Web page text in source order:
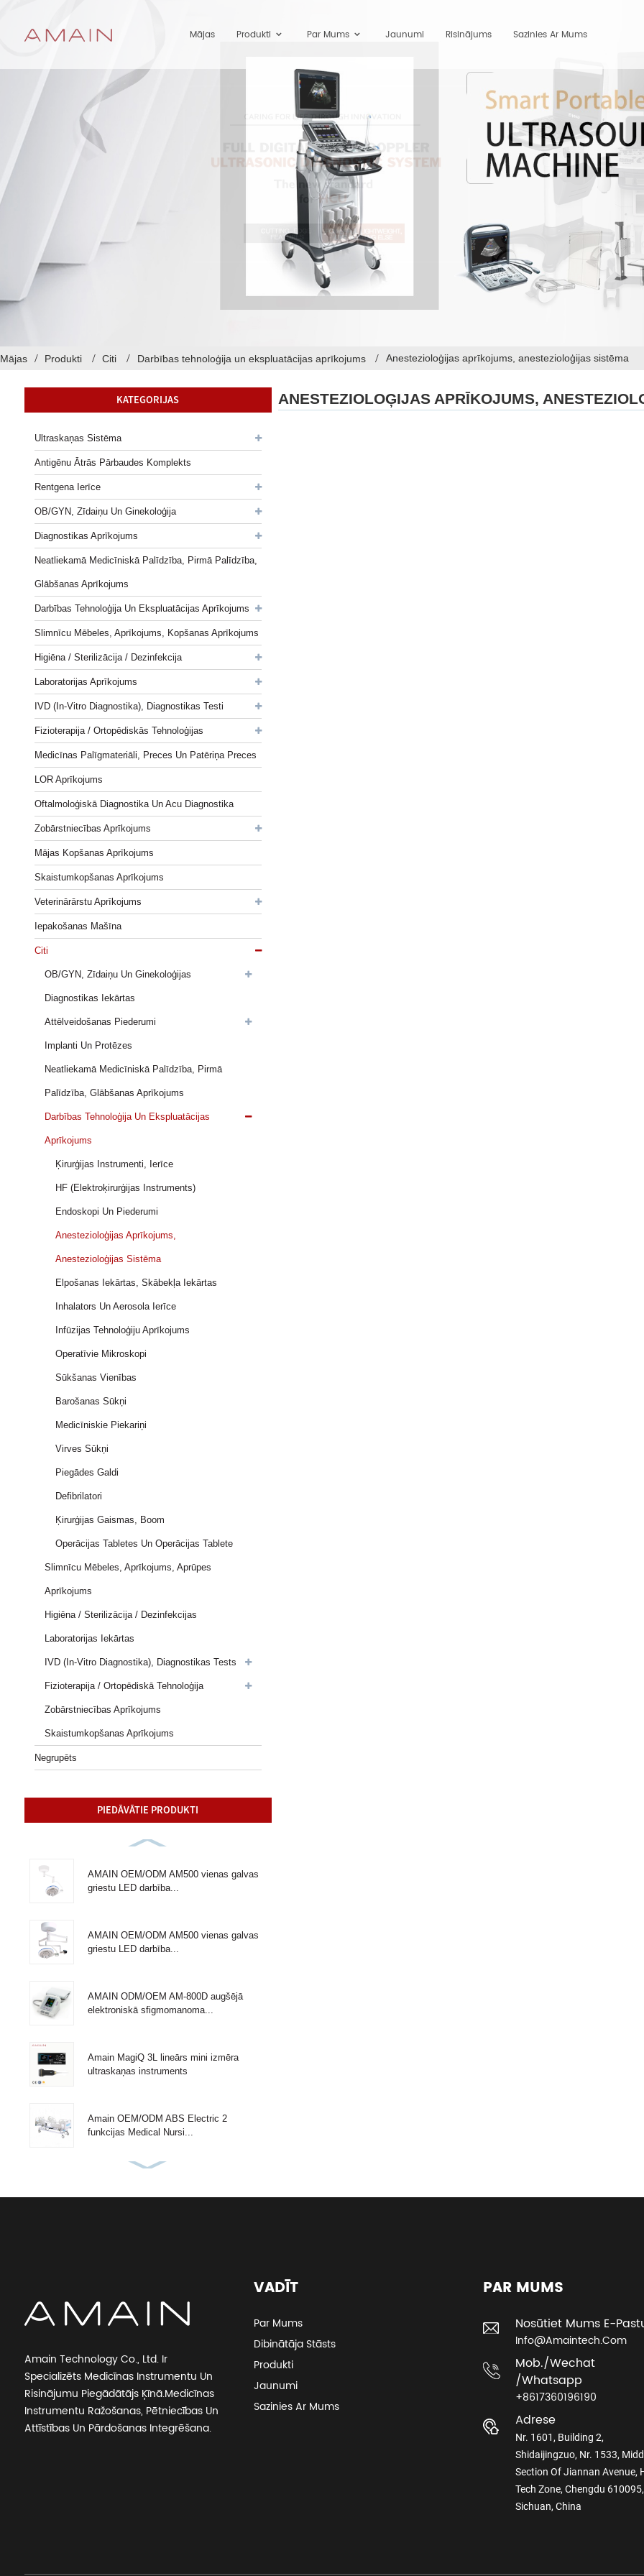
Mājas Produkti Par Mums Jaunumi Risinājums Sazinies Ar Mums
Mājas Produkti Citi Darbības tehnoloģija un ekspluatācijas aprīkojums Anestezioloģijas aprīkojums, anestezioloģijas sistēma
KATEGORIJAS
Ultraskaņas Sistēma
Antigēnu Ātrās Pārbaudes Komplekts
Rentgena Ierīce
OB/GYN, Zīdaiņu Un Ginekoloģija
Diagnostikas Aprīkojums
Neatliekamā Medicīniskā Palīdzība, Pirmā Palīdzība,
Glābšanas Aprīkojums
Darbības Tehnoloģija Un Ekspluatācijas Aprīkojums
Slimnīcu Mēbeles, Aprīkojums, Kopšanas Aprīkojums
Higiēna / Sterilizācija / Dezinfekcija
Laboratorijas Aprīkojums
IVD (in-Vitro Diagnostika), Diagnostikas Testi
Fizioterapija / Ortopēdiskās Tehnoloģijas
Medicīnas Palīgmateriāli, Preces Un Patēriņa Preces
LOR Aprīkojums
Oftalmoloģiskā Diagnostika Un Acu Diagnostika
Zobārstniecības Aprīkojums
Mājas Kopšanas Aprīkojums
Skaistumkopšanas Aprīkojums
Veterinārārstu Aprīkojums
Iepakošanas Mašīna
Citi
OB/GYN, Zīdaiņu Un Ginekoloģijas
Diagnostikas Iekārtas
Attēlveidošanas Piederumi
Implanti Un Protēzes
Neatliekamā Medicīniskā Palīdzība, Pirmā
Palīdzība, Glābšanas Aprīkojums
Darbības Tehnoloģija Un Ekspluatācijas
Aprīkojums
Ķirurģijas Instrumenti, Ierīce
HF (elektroķirurģijas Instruments)
Endoskopi Un Piederumi
Anestezioloģijas Aprīkojums,
Anestezioloģijas Sistēma
Elpošanas Iekārtas, Skābekļa Iekārtas
Inhalators Un Aerosola Ierīce
Infūzijas Tehnoloģiju Aprīkojums
Operatīvie Mikroskopi
Sūkšanas Vienības
Barošanas Sūkņi
Medicīniskie Piekariņi
Virves Sūkņi
Piegādes Galdi
Defibrilatori
Ķirurģijas Gaismas, Boom
Operācijas Tabletes Un Operācijas Tablete
Slimnīcu Mēbeles, Aprīkojums, Aprūpes
Aprīkojums
Higiēna / Sterilizācija / Dezinfekcijas
Laboratorijas Iekārtas
IVD (in-Vitro Diagnostika), Diagnostikas Tests
Fizioterapija / Ortopēdiskā Tehnoloģija
Zobārstniecības Aprīkojums
Skaistumkopšanas Aprīkojums
Negrupēts
PIEDĀVĀTIE PRODUKTI
AMAIN OEM/ODM AM500 vienas galvas
griestu LED darbība...
AMAIN OEM/ODM AM500 vienas galvas
griestu LED darbība...
AMAIN ODM/OEM AM-800D augšējā
elektroniskā sfigmomanoma...
Amain MagiQ 3L lineārs mini izmēra
ultraskaņas instruments
Amain OEM/ODM ABS Electric 2
funkcijas Medical Nursi...
Amain OEM/ODM lēta manuāla 2 kloķu
slimnīcas gulta
Neredzamā ātrās pārbaudes kasete
AMDH47B
Augstas precizitātes antigēnu
kombinācijas ātrais tests AMDH46B
ANESTEZIOLOĢIJAS APRĪKOJUMS,
Amain Technology Co., Ltd. Ir
Specializēts Medicīnas Instrumentu Un
Risinājumu Piegādātājs Ķīnā.Medicīnas
Instrumentu Ražošanas, Pētniecības Un
Attīstības Un Pārdošanas Integrēšana.
VADĪT
Par Mums
Dibinātāja Stāsts
Produkti
Jaunumi
Sazinies Ar Mums
PAR MUMS
Nosūtiet Mums E-
Info@amaintech.com
Mob./wechat
/whatsapp
+8617360196190
Adrese
Nr. 1601, Building 2,
Shidaijingzuo, Nr. 1533,
Section Of Jiannan Avenue,
Tech Zone, Chengdu 610095,
Sichuan, China